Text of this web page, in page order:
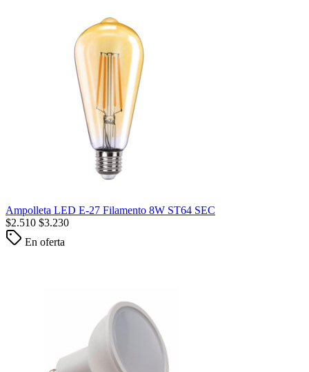
Ampolleta LED E-27 Filamento 8W ST64 SEC
$2.510 $3.230
En oferta